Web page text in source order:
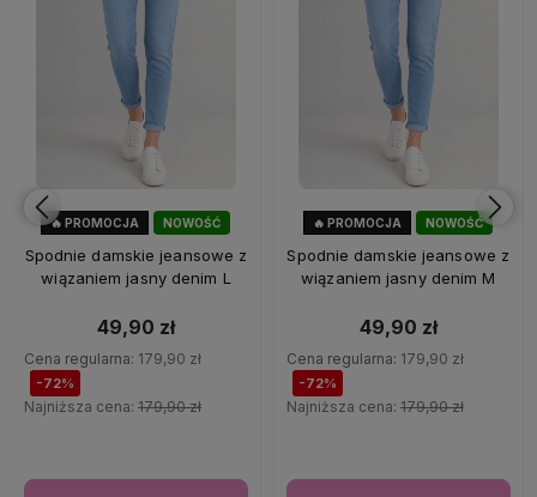
NOWOŚĆ
🔥 PROMOCJA
Spodnie damskie jeansowe z
wiązaniem jasny denim L
49,90 zł
Cena regularna: 179,90 zł
-72%
Najniższa cena:179,90 zł
NOWOŚĆ
🔥 PROMOCJA
Spodnie damskie jeansowe z
wiązaniem jasny denim M
49,90 zł
Cena regularna: 179,90 zł
-72%
Najniższa cena: 179,90 zł